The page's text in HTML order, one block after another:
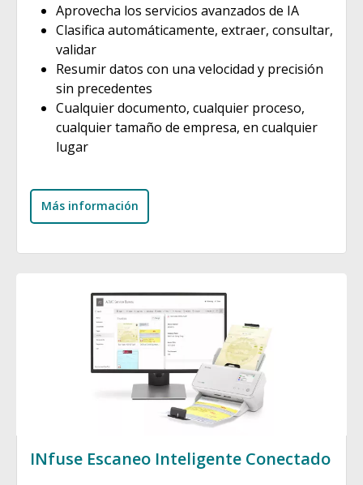
Aprovecha los servicios avanzados de IA
Clasifica automáticamente, extraer, consultar,
validar
Resumir datos con una velocidad y precisión
sin precedentes
Cualquier documento, cualquier proceso,
cualquier tamaño de empresa, en cualquier
lugar
Más información
INfuse Escaneo Inteligente Conectado